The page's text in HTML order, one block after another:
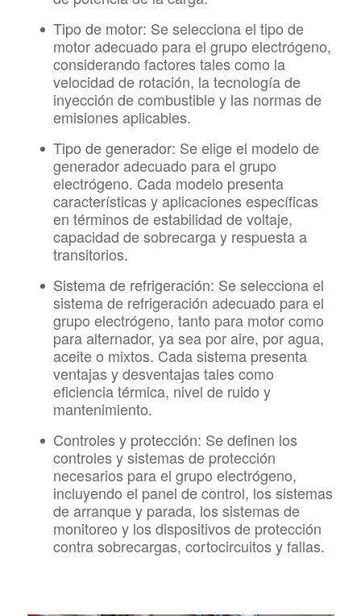
Tipo de motor: Se selecciona el tipo de
motor adecuado para el grupo electrógeno,
considerando factores tales como la
velocidad de rotación, la tecnología de
inyección de combustible y las normas de
emisiones aplicables.
Tipo de generador: Se elige el modelo de
generador adecuado para el grupo
electrógeno. Cada modelo presenta
características y aplicaciones específicas
en términos de estabilidad de voltaje,
capacidad de sobrecarga y respuesta a
transitorios.
Sistema de refrigeración: Se selecciona el
sistema de refrigeración adecuado para el
grupo electrógeno, tanto para motor como
para alternador, ya sea por aire, por agua,
aceite o mixtos. Cada sistema presenta
ventajas y desventajas tales como
eficiencia térmica, nivel de ruido y
mantenimiento.
Controles y protección: Se definen los
controles y sistemas de protección
necesarios para el grupo electrógeno,
incluyendo el panel de control, los sistemas
de arranque y parada, los sistemas de
monitoreo y los dispositivos de protección
contra sobrecargas, cortocircuitos y fallas.